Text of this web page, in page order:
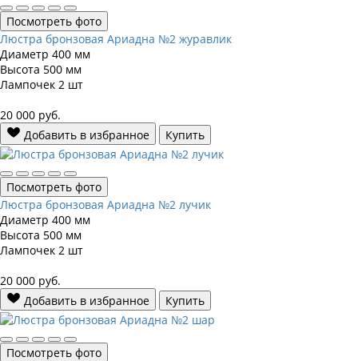
Посмотреть фото
Люстра бронзовая Ариадна №2 журавлик
Диаметр 400 мм
Высота 500 мм
Лампочек 2 шт
20 000 руб.
Добавить в избранное
Купить
Посмотреть фото
Люстра бронзовая Ариадна №2 лучик
Диаметр 400 мм
Высота 500 мм
Лампочек 2 шт
20 000 руб.
Добавить в избранное
Купить
Посмотреть фото